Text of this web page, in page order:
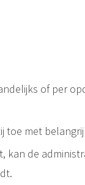
of per
toe met
kan de